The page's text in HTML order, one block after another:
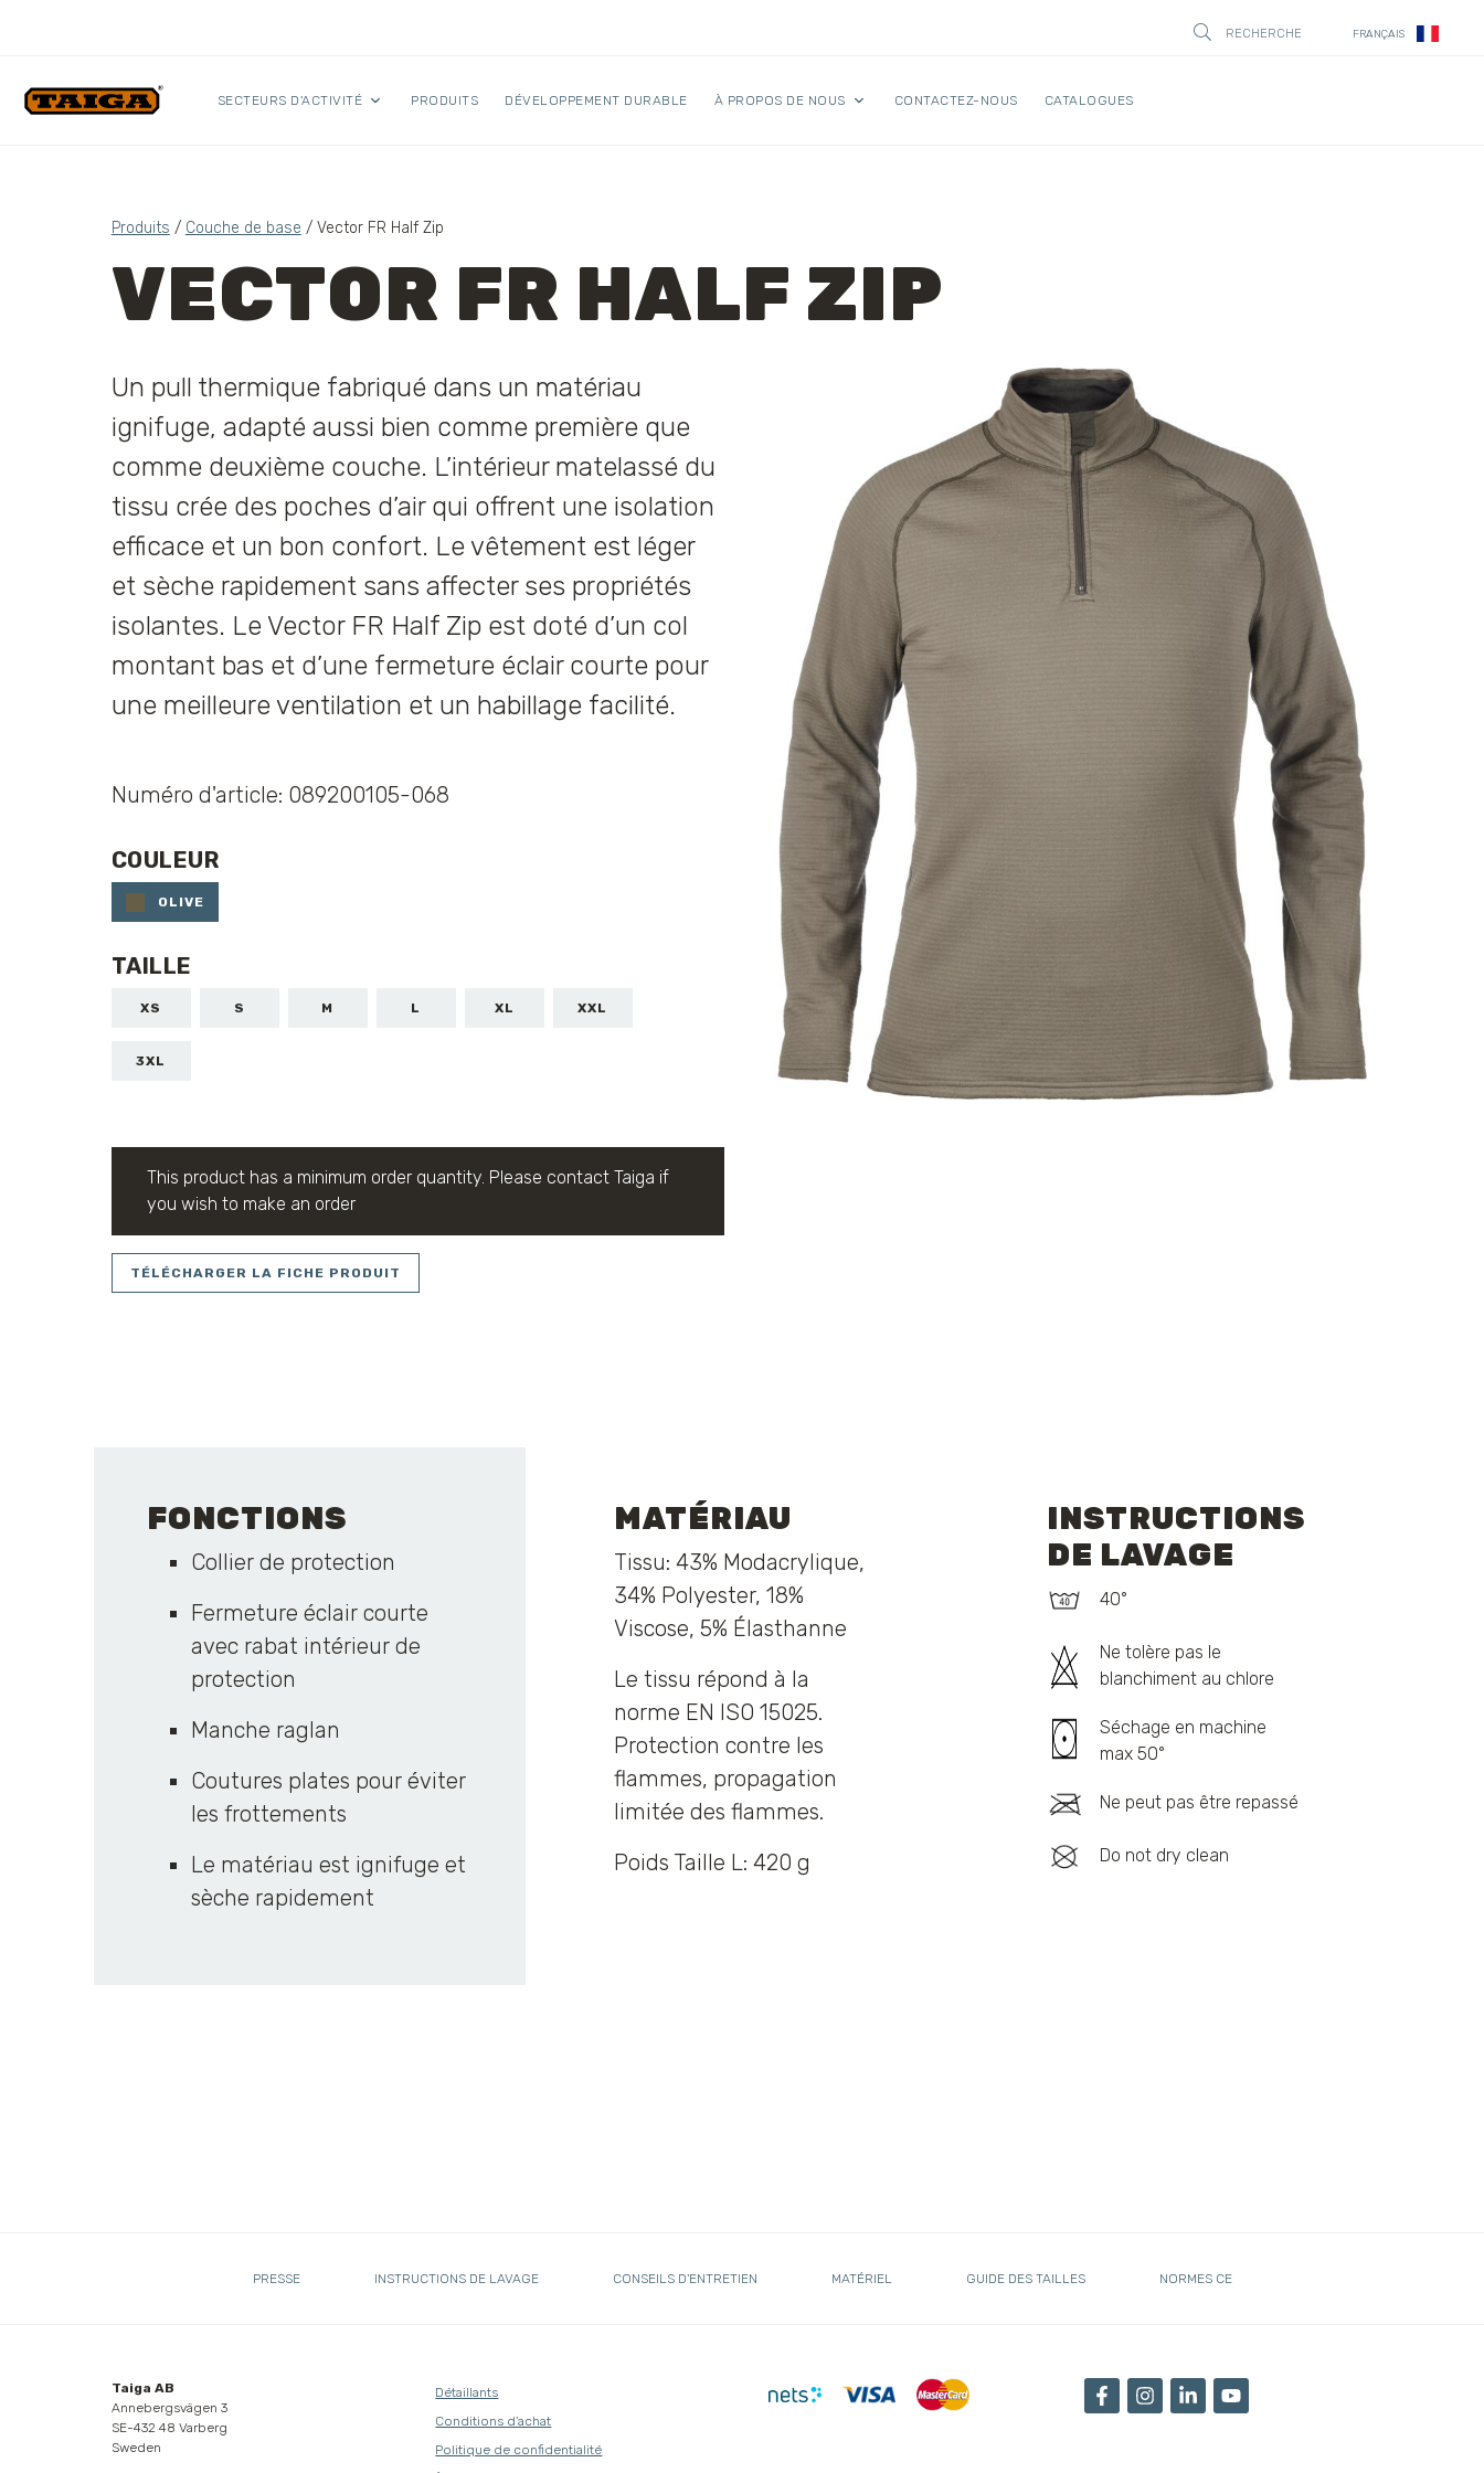
RECHERCHE FRANÇAIS
SECTEURS D'ACTIVITÉ PRODUITS DÉVELOPPEMENT DURABLE À PROPOS DE NOUS CONTACTEZ-NOUS CATALOGUES
Produits / Couche de base / Vector FR Half Zip
VECTOR FR HALF ZIP
Un pull thermique fabriqué dans un matériau
ignifuge, adapté aussi bien comme première que
comme deuxième couche. L’intérieur matelassé du
tissu crée des poches d’air qui offrent une isolation
efficace et un bon confort. Le vêtement est léger
et sèche rapidement sans affecter ses propriétés
isolantes. Le Vector FR Half Zip est doté d’un col
montant bas et d’une fermeture éclair courte pour
une meilleure ventilation et un habillage facilité.
Numéro d'article: 089200105-068
COULEUR
OLIVE
TAILLE
XS S M L XL XXL
3XL
This product has a minimum order quantity. Please contact Taiga if
you wish to make an order
TÉLÉCHARGER LA FICHE PRODUIT
FONCTIONS
Collier de protection
Fermeture éclair courte
avec rabat intérieur de
protection
Manche raglan
Coutures plates pour éviter
les frottements
Le matériau est ignifuge et
sèche rapidement
MATÉRIAU
Tissu: 43% Modacrylique,
34% Polyester, 18%
Viscose, 5% Élasthanne
Le tissu répond à la
norme EN ISO 15025.
Protection contre les
flammes, propagation
limitée des flammes.
Poids Taille L: 420 g
INSTRUCTIONS
DE LAVAGE
40°
Ne tolère pas le
blanchiment au chlore
Séchage en machine
max 50°
Ne peut pas être repassé
Do not dry clean
PRESSE INSTRUCTIONS DE LAVAGE CONSEILS D'ENTRETIEN MATÉRIEL GUIDE DES TAILLES NORMES CE
Taiga AB
Annebergsvägen 3
SE-432 48 Varberg
Sweden
Détaillants
Conditions d'achat
Politique de confidentialité